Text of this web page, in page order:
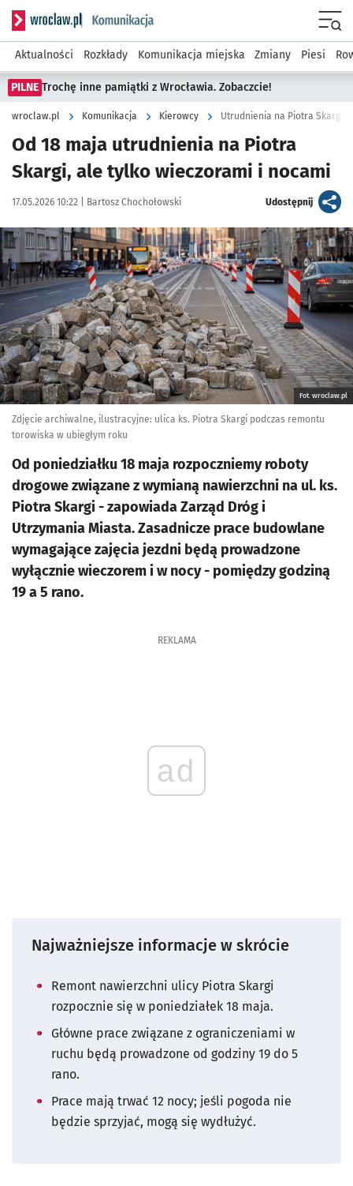
Serwis informacyjny wroclaw.pl podserwis: Komunikacja
Aktualności Rozkłady Komunikacja miejska Zmiany Piesi
PILNE Trochę inne pamiątki z Wrocławia. Zobaczcie!
wroclaw.pl Komunikacja Kierowcy Utrudnienia na Piotra Skargi
Od 18 maja utrudnienia na Piotra
Skargi, ale tylko wieczorami i nocami
Data publikacji:
17.05.2026 10:22 | Autor:
Bartosz Chochołowski Udostępnijartykuł
Kliknij, aby powiększyć
Fot. wroclaw.pl
Zdjęcie archiwalne, ilustracyjne: ulica ks. Piotra Skargi podczas remontu
torowiska w ubiegłym roku
Od poniedziałku 18 maja rozpoczniemy roboty
drogowe związane z wymianą nawierzchni na ul. ks.
Piotra Skargi - zapowiada Zarząd Dróg i
Utrzymania Miasta. Zasadnicze prace budowlane
wymagające zajęcia jezdni będą prowadzone
wyłącznie wieczorem i w nocy - pomiędzy godziną
19 a 5 rano.
REKLAMA
ad
Najważniejsze informacje w skrócie
Remont nawierzchni ulicy Piotra Skargi
rozpocznie się w poniedziałek 18 maja.
Główne prace związane z ograniczeniami w
ruchu będą prowadzone od godziny 19 do 5
rano.
Prace mają trwać 12 nocy; jeśli pogoda nie
będzie sprzyjać, mogą się wydłużyć.